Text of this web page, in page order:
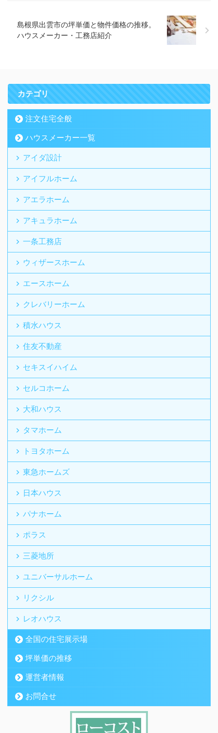
島根県出雲市の坪単価と物件価格の推移。
ハウスメーカー・工務店紹介
カテゴリ
注文住宅全般
ハウスメーカー一覧
アイダ設計
アイフルホーム
アエラホーム
アキュラホーム
一条工務店
ウィザースホーム
エースホーム
クレバリーホーム
積水ハウス
住友不動産
セキスイハイム
セルコホーム
大和ハウス
タマホーム
トヨタホーム
東急ホームズ
日本ハウス
パナホーム
ポラス
三菱地所
ユニバーサルホーム
リクシル
レオハウス
全国の住宅展示場
坪単価の推移
運営者情報
お問合せ